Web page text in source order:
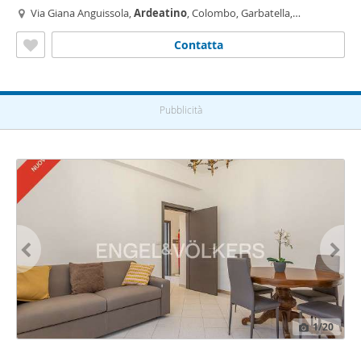
Via Giana Anguissola,Ardeatino, Colombo, Garbatella,
Contatta
Pubblicità
1/20